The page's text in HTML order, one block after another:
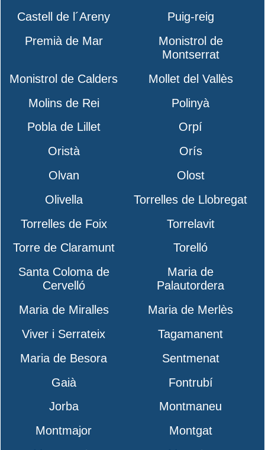
Castell de l´Areny
Puig-reig
Premià de Mar
Monistrol de
Montserrat
Monistrol de Calders
Mollet del Vallès
Molins de Rei
Polinyà
Pobla de Lillet
Orpí
Oristà
Orís
Olvan
Olost
Olivella
Torrelles de Llobregat
Torrelles de Foix
Torrelavit
Torre de Claramunt
Torelló
Santa Coloma de
Cervelló
Maria de
Palautordera
Maria de Miralles
Maria de Merlès
Viver i Serrateix
Tagamanent
Maria de Besora
Sentmenat
Gaià
Fontrubí
Jorba
Montmaneu
Montmajor
Montgat